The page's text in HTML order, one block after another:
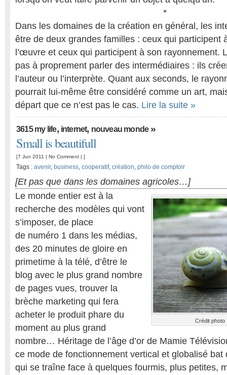
*
Dans les domaines de la création en général, les
être de deux grandes familles : ceux qui participent
l’œuvre et ceux qui participent à son rayonnement.
pas à proprement parler des intermédiaires : ils
l’auteur ou l’interprète. Quant aux seconds, le
pourrait lui-même être considéré comme un art,
départ que ce n’est pas le cas. Lire la suite »
3615 my life, internet, nouveau monde»
Small is beautifull
[7 Jun 2011 | No Comment | ]
Tags : avenir, business, cooperatif, création, philo de comptoir
[Et pas que dans les domaines agricoles…]
Crédit photo
Le monde entier est à la
recherche des modèles qui vont
s’imposer, de place
de numéro 1 dans les médias,
des 20 minutes de gloire en
primetime à la télé, d’être le
blog avec le plus grand nombre
de pages vues, trouver la
brèche marketing qui fera
acheter le produit phare du
moment au plus grand
nombre… Héritage de l’âge d’or de Mamie
ce mode de fonctionnement vertical et globalisé bat
qui se traîne face à quelques fourmis, plus petites,